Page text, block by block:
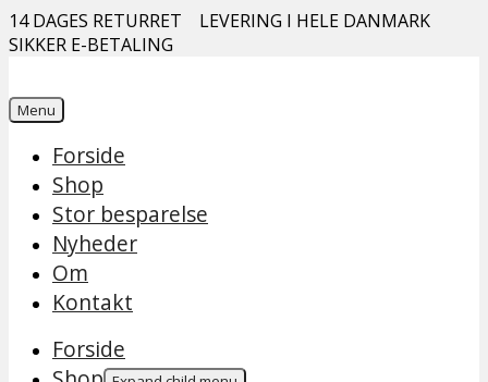
14 DAGES RETURRET LEVERING I HELE DANMARK
SIKKER E-BETALING
Menu
Forside
Shop
Stor besparelse
Nyheder
Om
Kontakt
Forside